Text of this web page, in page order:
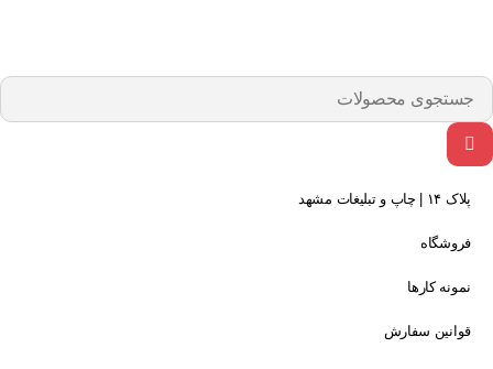
پلاک ۱۴ | چاپ و تبلیغات مشهد
فروشگاه
نمونه کارها
قوانین سفارش